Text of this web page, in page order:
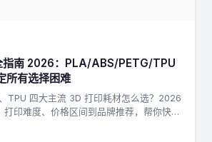
指南 2026：PLA/ABS/PETG/TPU
所有选择困难
TPU 四大主流 3D 打印耗材怎么选？2026
打印难度、价格区间到品牌推荐，帮你快速